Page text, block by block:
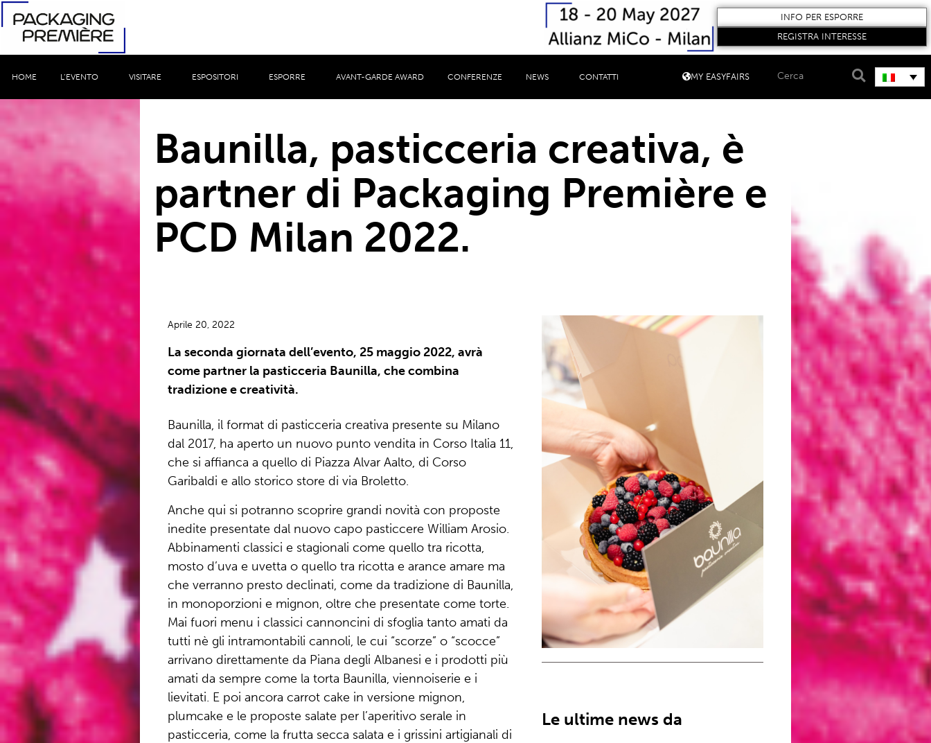
INFO PER ESPORRE
REGISTRA INTERESSE
HOME L’EVENTO VISITARE ESPOSITORI ESPORRE AVANT-GARDE AWARD CONFERENZE NEWS CONTATTI MY EASYFAIRS
Baunilla, pasticceria creativa, è
partner di Packaging Première e
PCD Milan 2022.
Aprile 20, 2022
La seconda giornata dell’evento, 25 maggio 2022, avrà
come partner la pasticceria Baunilla, che combina
tradizione e creatività.
Baunilla, il format di pasticceria creativa presente su Milano
dal 2017, ha aperto un nuovo punto vendita in Corso Italia 11,
che si affianca a quello di Piazza Alvar Aalto, di Corso
Garibaldi e allo storico store di via Broletto.
Anche qui si potranno scoprire grandi novità con proposte
inedite presentate dal nuovo capo pasticcere William Arosio.
Abbinamenti classici e stagionali come quello tra ricotta,
mosto d’uva e uvetta o quello tra ricotta e arance amare ma
che verranno presto declinati, come da tradizione di Baunilla,
in monoporzioni e mignon, oltre che presentate come torte.
Mai fuori menu i classici cannoncini di sfoglia tanto amati da
tutti nè gli intramontabili cannoli, le cui “scorze” o “scocce”
arrivano direttamente da Piana degli Albanesi e i prodotti più
amati da sempre come la torta Baunilla, viennoiserie e i
lievitati. E poi ancora carrot cake in versione mignon,
plumcake e le proposte salate per l’aperitivo serale in
pasticceria, come la frutta secca salata e i grissini artigianali di
Le ultime news da